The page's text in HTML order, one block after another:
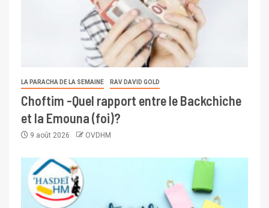
LA PARACHA DE LA SEMAINE RAV DAVID GOLD
Choftim -Quel rapport entre le Backchiche
et la Emouna (foi)?
9 août 2026 OVDHM